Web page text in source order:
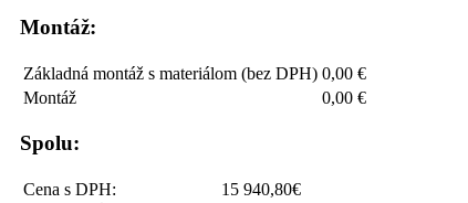
Montáž:
Základná montáž s materiálom (bez DPH) 0,00 €
Montáž
0,00 €
Spolu:
Cena s DPH:
15 940,80€